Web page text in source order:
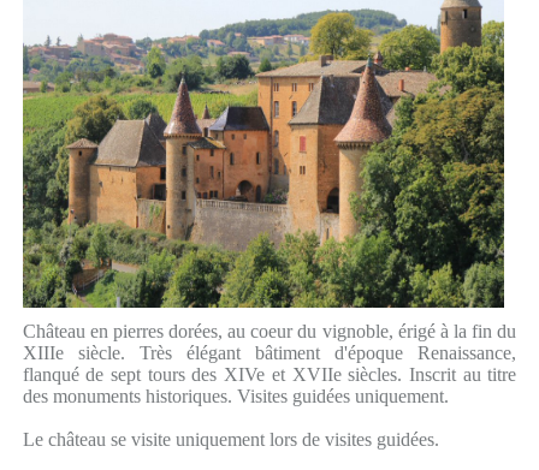
Château en pierres dorées, au coeur du vignoble, érigé à la fin du
XIIIe siècle. Très élégant bâtiment d'époque Renaissance,
flanqué de sept tours des XIVe et XVIIe siècles. Inscrit au titre
des monuments historiques. Visites guidées uniquement.
Le château se visite uniquement lors de visites guidées.